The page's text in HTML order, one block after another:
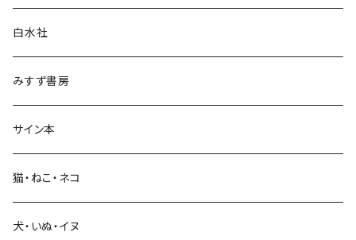
言語・ことば
生活・暮らし
白水社
みすず書房
サイン本
猫・ねこ・ネコ
犬・いぬ・イヌ